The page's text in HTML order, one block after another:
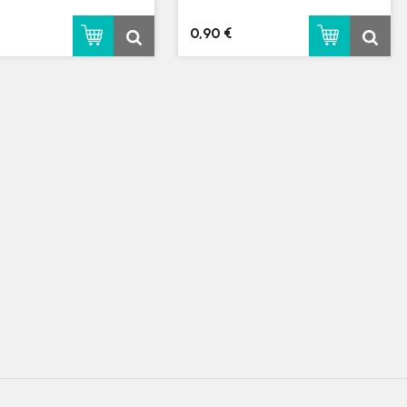
0,90 €